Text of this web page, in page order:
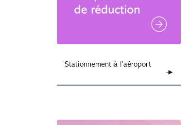
Stationnement à l'aéroport